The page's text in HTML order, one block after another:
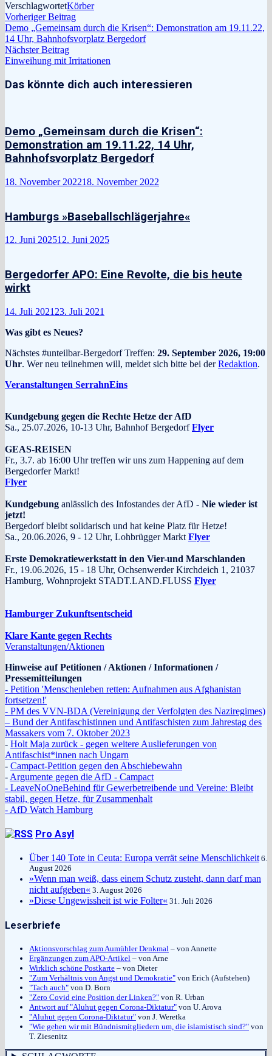
VerschlagwortetKörber
Beitragsnavigation
Vorheriger BeitragVorheriger
Beitrag:
Demo „Gemeinsam durch die Krisen“: Demonstration am 19.11.22,
14 Uhr, Bahnhofsvorplatz Bergedorf
Nächster BeitragNächster
Beitrag:
Einweihung mit Irritationen
Das könnte dich auch interessieren
Demo „Gemeinsam durch die Krisen“:
Demonstration am 19.11.22, 14 Uhr,
Bahnhofsvorplatz Bergedorf
18. November 202218. November 2022
Hamburgs »Baseballschlägerjahre«
12. Juni 202512. Juni 2025
Bergedorfer APO: Eine Revolte, die bis heute
wirkt
14. Juli 2021 23. Juli 2021
Was gibt es Neues?
Nächstes #unteilbar-Bergedorf Treffen: 29. September 2026, 19:00
Uhr. Wer neu teilnehmen will, meldet sich bitte bei derRedaktion.
Veranstaltungen SerrahnEins
Kundgebung gegen die Rechte Hetze der AfD
Sa., 25.07.2026, 10-13 Uhr, Bahnhof BergedorfFlyer
GEAS-REISEN
Fr., 3.7. ab 16:00 Uhr treffen wir uns zum Happening auf dem
Bergedorfer Markt!
Flyer
Kundgebung anlässlich des Infostandes der AfD - Nie wieder ist
jetzt!
Bergedorf bleibt solidarisch und hat keine Platz für Hetze!
Sa., 20.06.2026, 9 - 12 Uhr, Lohbrügger Markt Flyer
Erste Demokratiewerkstatt in den Vier-und Marschlanden
Fr., 19.06.2026, 15 - 18 Uhr, Ochsenwerder Kirchdeich 1, 21037
Hamburg, Wohnprojekt STADT.LAND.FLUSS Flyer
Hamburger Zukunftsentscheid
Klare Kante gegen Rechts
Veranstaltungen/Aktionen
Hinweise auf Petitionen / Aktionen / Informationen /
Pressemitteilungen
- Petition 'Menschenleben retten: Aufnahmen aus Afghanistan
fortsetzen!'
- PM des VVN-BDA (Vereinigung der Verfolgten des Naziregimes)
– Bund der Antifaschistinnen und Antifaschisten zum Jahrestag des
Massakers vom 7. Oktober 2023
- Holt Maja zurück - gegen weitere Auslieferungen von
Antifaschist*innen nach Ungarn
- Campact-Petition gegen den Abschiebewahn
- Argumente gegen die AfD - Campact
- LeaveNoOneBehind für Gewerbetreibende und Vereine: Bleibt
stabil, gegen Hetze, für Zusammenhalt
- AfD Watch Hamburg
Pro Asyl
Über 140 Tote in Ceuta: Europa verrät seine Menschlichkeit 6.
August 2026
»Wenn man weiß, dass einem Schutz zusteht, dann darf man
nicht aufgeben« 3. August 2026
»Diese Ungewissheit ist wie Folter« 31. Juli 2026
Leserbriefe
Aktionsvorschlag zum Aumühler Denkmal – von Annette
Ergänzungen zum APO-Artikel – von Arne
Wirklich schöne Postkarte – von Dieter
"Zum Verhältnis von Angst und Demokratie" von Erich (Aufstehen)
"Tach auch" von D. Born
"Zero Covid eine Position der Linken?" von R. Urban
Antwort auf "Aluhut gegen Corona-Diktatur" von U. Arova
"Aluhut gegen Corona-Diktatur" von J. Weretka
"Wie gehen wir mit Bündnismitgliedern um, die islamistisch sind?" von
T. Ziesenitz